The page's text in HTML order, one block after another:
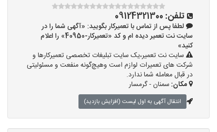
تلفن: 09124321300
لطفا پس از تماس با تعمیرکار بگویید: «آگهی شما را در
سایت نت تعمیر دیده ام و کد «تعمیرکار-40950» را اعلام
کنید»
سایت نت تعمیر،یک سایت تبلیغات تخصصی تعمیرکارها و
شرکت های تعمیرات لوازم است وهیچ‌گونه منفعت و مسئولیتی
در قبال معامله شما ندارد.
مکان: سمنان - گرمسار
انتقال آگهی به اول لیست (افزایش بازدید)